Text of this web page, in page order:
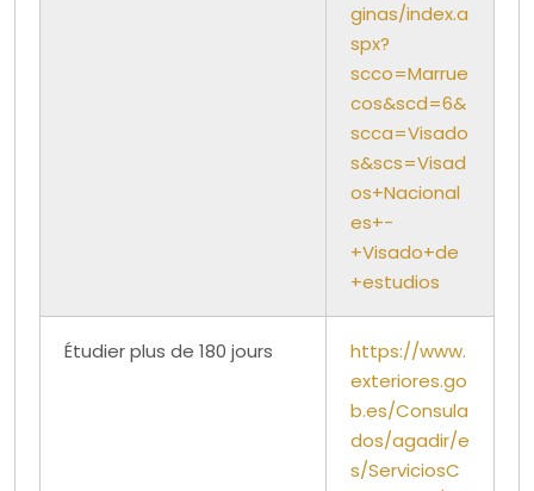
ginas/index.a
spx?
scco=Marrue
cos&scd=6&
scca=Visado
s&scs=Visad
os+Nacional
es+-
+Visado+de
+estudios
Étudier plus de 180 jours
https://www.
exteriores.go
b.es/Consula
dos/agadir/e
s/ServiciosC